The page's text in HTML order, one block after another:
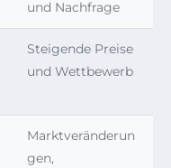
und Nachfrage
Steigende Preise
und Wettbewerb
Marktveränderun
gen,